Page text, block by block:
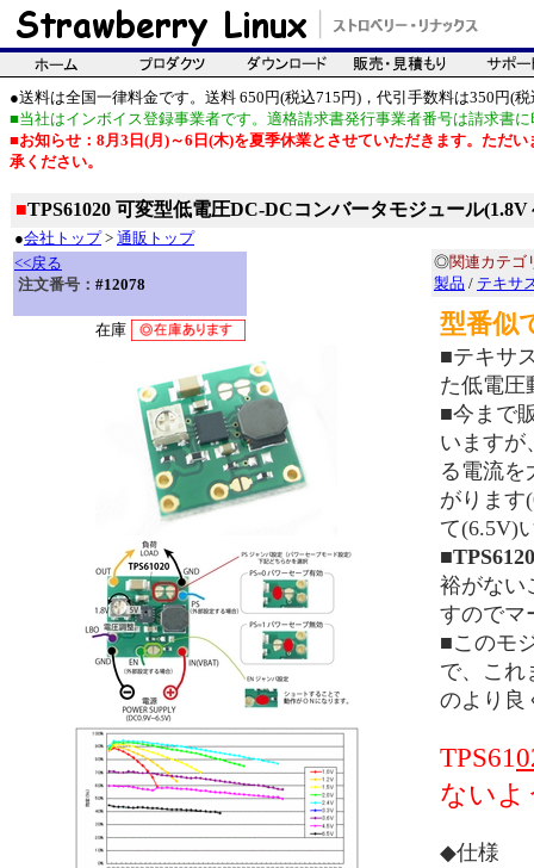
●送料は全国一律料金です。送料 650円(税込715円)，代引手数料は350円(税
■当社はインボイス登録事業者です。適格請求書発行事業者番号は請求書
■お知らせ：8月3日(月)～6日(木)を夏季休業とさせていただきます。ただ
承ください。
■TPS61020 可変型低電圧DC-DCコンバータモジュール(1.8V
●会社トップ> 通販トップ
<<戻る
注文番号： #12078
在庫
◎関連カテゴ
製品 / テキサ
型番似
■テキサ
た低電圧
■今まで
いますが
る電流を
がります
て(6.5V)
■
裕がない
すのでマ
■このモ
で、これ
のより良
TPS61
ないよ
◆仕様